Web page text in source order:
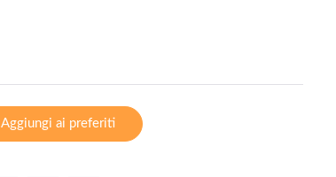
Aggiungi ai preferiti